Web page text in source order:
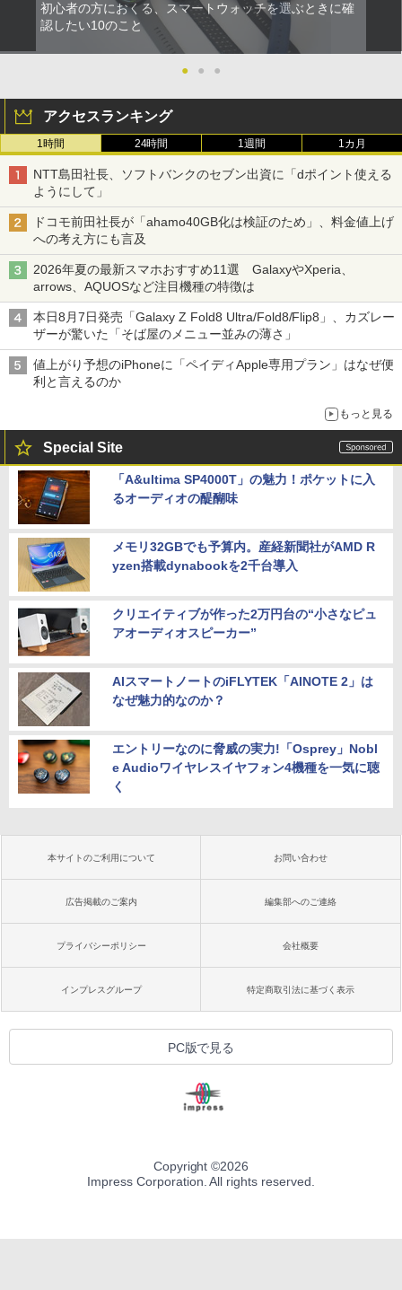
初心者の方におくる、スマートウォッチを選ぶときに確
認したい10のこと
● ● ●
アクセスランキング
1時間 24時間 1週間 1カ月
NTT島田社長、ソフトバンクのセブン出資に「dポイント使える
ようにして」
ドコモ前田社長が「ahamo40GB化は検証のため」、料金値上げ
への考え方にも言及
2026年夏の最新スマホおすすめ11選 GalaxyやXperia、
arrows、AQUOSなど注目機種の特徴は
本日8月7日発売「Galaxy Z Fold8 Ultra/Fold8/Flip8」、カズレー
ザーが驚いた「そば屋のメニュー並みの薄さ」
値上がり予想のiPhoneに「ペイディApple専用プラン」はなぜ便
利と言えるのか
もっと見る
Special Site
「A&ultima SP4000T」の魅力！ポケットに入
るオーディオの醍醐味
メモリ32GBでも予算内。産経新聞社がAMD R
yzen搭載dynabookを2千台導入
クリエイティブが作った2万円台の“小さなピュ
アオーディオスピーカー”
AIスマートノートのiFLYTEK「AINOTE 2」は
なぜ魅力的なのか？
エントリーなのに脅威の実力!「Osprey」Nobl
e Audioワイヤレスイヤフォン4機種を一気に聴
く
本サイトのご利用について お問い合わせ
広告掲載のご案内 編集部へのご連絡
プライバシーポリシー 会社概要
インプレスグループ 特定商取引法に基づく表示
PC版で見る
Copyright ©2026
Impress Corporation. All rights reserved.